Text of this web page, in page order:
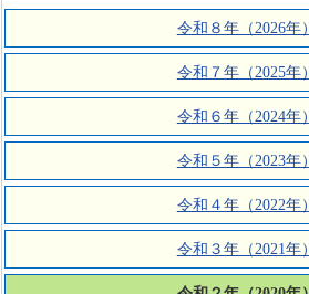
令和８年（2026年）
令和７年（2025年）
令和６年（2024年）
令和５年（2023年）
令和４年（2022年）
令和３年（2021年）